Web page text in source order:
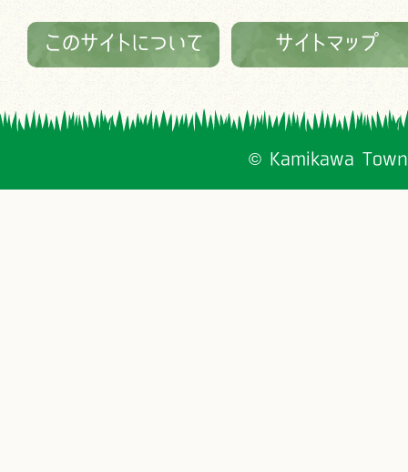
このサイトについて サイトマップ
© Kamikawa Town